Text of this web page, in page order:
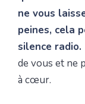
ne vous
peines, cela
silence radio.
de vous et ne
à cœur.